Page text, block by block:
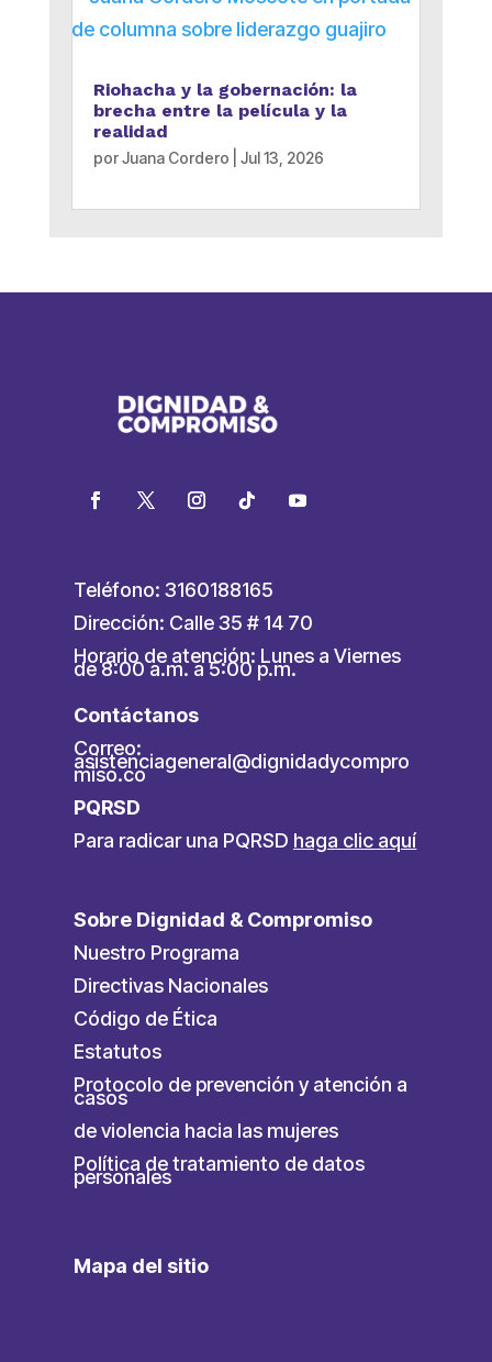
Riohacha y la gobernación: la
brecha entre la película y la
realidad
porJuana Cordero Jul 13, 2026
Teléfono: 3160188165
Dirección: Calle 35 # 14 70
Horario de atención: Lunes a Viernes
de 8:00 a.m. a 5:00 p.m.
Contáctanos
Correo:
asistenciageneral@dignidadycompro
miso.co
PQRSD
Para radicar una PQRSD haga clic aquí
Sobre Dignidad & Compromiso
Nuestro Programa
Directivas Nacionales
Código de Ética
Estatutos
Protocolo de prevención y atención a
casos
de violencia hacia las mujeres
Política de tratamiento de datos
personales
Mapa del sitio